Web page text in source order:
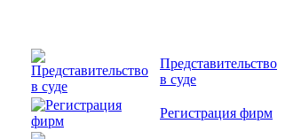
Представительство
в суде
Регистрация фирм